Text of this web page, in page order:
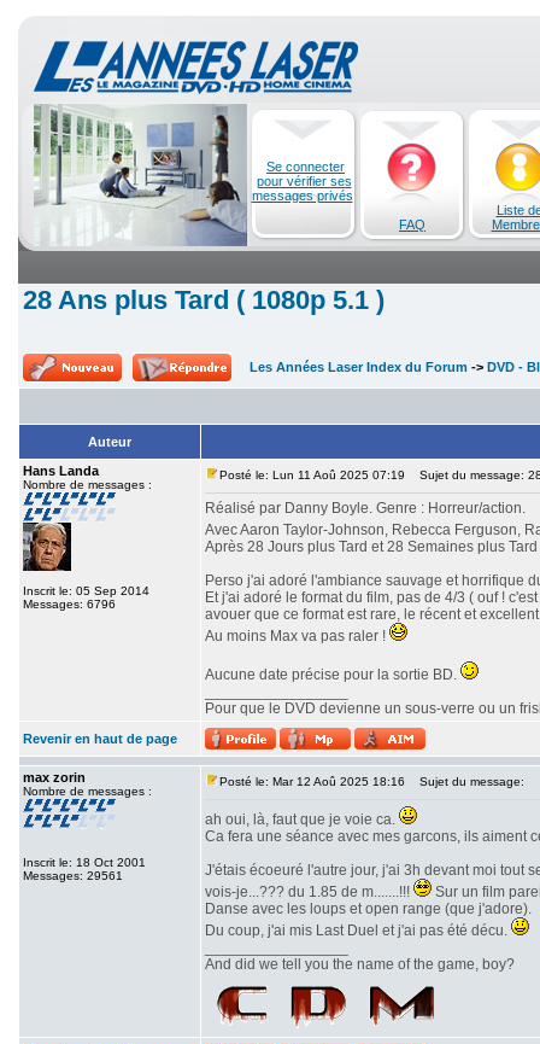
Se connecter
pour vérifier ses
messages privés
FAQ
Liste
28 Ans plus Tard ( 1080p 5.1 )
Les Années Laser Index du Forum -> DVD -
Auteur
Hans Landa
Nombre de messages :
Inscrit le: 05 Sep 2014
Messages: 6796
Posté le: Lun 11 Aoû 2025 07:19 Sujet du message:
Réalisé par Danny Boyle. Genre : Horreur/action.
Avec Aaron Taylor-Johnson, Rebecca Ferguson,
Après 28 Jours plus Tard et 28 Semaines plus
Perso j'ai adoré l'ambiance sauvage et horrifique
Et j'ai adoré le format du film, pas de 4/3 ( ouf !
avouer que ce format est rare, le récent et
Au moins Max va pas raler !
Aucune date précise pour la sortie BD.
Pour que le DVD devienne un sous-verre ou un
Revenir en haut de page
max zorin
Nombre de messages :
Inscrit le: 18 Oct 2001
Messages: 29561
Posté le: Mar 12 Aoû 2025 18:16 Sujet du message:
ah oui, là, faut que je voie ca.
Ca fera une séance avec mes garcons, ils aiment
J'étais écoeuré l'autre jour, j'ai 3h devant moi tout
vois-je...??? du 1.85 de m.......!!!
Sur un film
Danse avec les loups et open range (que j'adore).
Du coup, j'ai mis Last Duel et j'ai pas été décu.
And did we tell you the name of the game, boy?